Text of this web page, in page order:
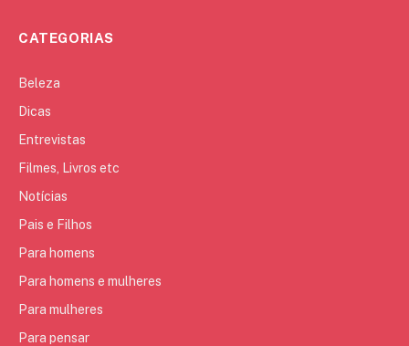
CATEGORIAS
Beleza
Dicas
Entrevistas
Filmes, Livros etc
Notícias
Pais e Filhos
Para homens
Para homens e mulheres
Para mulheres
Para pensar